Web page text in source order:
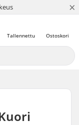
×
Ostoskori
Tallennettu